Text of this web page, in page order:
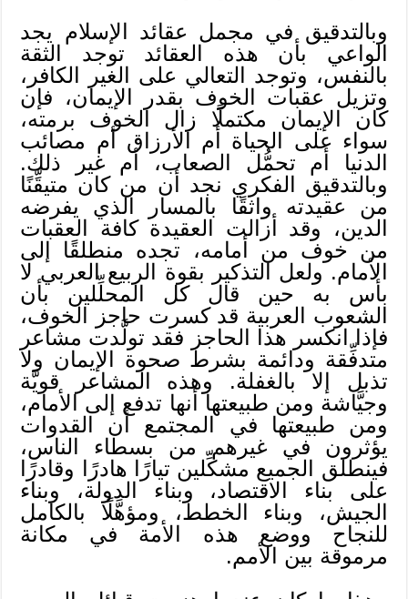
وبالتدقيق في مجمل عقائد الإسلام يجد
الواعي بأن هذه العقائد توجد الثقة
بالنفس، وتوجد التعالي على الغير الكافر،
وتزيل عقبات الخوف بقدر الإيمان، فإن
كان الإيمان مكتملًا زال الخوف برمته،
سواء على الحياة أم الأرزاق أم مصائب
الدنيا أم تحمُّل الصعاب، أم غير ذلك.
وبالتدقيق الفكري نجد أن من كان متيقِّنًا
من عقيدته واثقًا بالمسار الذي يفرضه
الدين، وقد أزالت العقيدة كافة العقبات
من خوف من أمامه، تجده منطلقًا إلى
الأمام. ولعل التذكير بقوة الربيع العربي لا
بأس به حين قال كل المحلِّلين بأن
الشعوب العربية قد كسرت حاجز الخوف،
فإذا انكسر هذا الحاجز فقد تولَّدت مشاعر
متدفِّقة ودائمة بشرط صحوة الإيمان ولا
تذبل إلا بالغفلة. وهذه المشاعر قويَّة
وجيَّاشة ومن طبيعتها أنها تدفع إلى الأمام،
ومن طبيعتها في المجتمع أن القدوات
يؤثرون في غيرهم من بسطاء الناس،
فينطلق الجميع مشكِّلين تيارًا هادرًا وقادرًا
على بناء الاقتصاد، وبناء الدولة، وبناء
الجيش، وبناء الخطط، ومؤهَّلًا بالكامل
للنجاح ووضع هذه الأمة في مكانة
مرموقة بين الأمم.